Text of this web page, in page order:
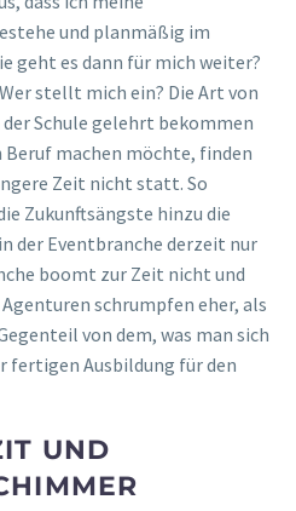
und planmäßig im
geht es dann für mich weiter?
stellt mich ein? Die Art von
Schule gelehrt bekommen
Beruf machen möchte, finden
Zeit nicht statt. So
Zukunftsängste hinzu die
der Eventbranche derzeit nur
boomt zur Zeit nicht und
schrumpfen eher, als
von dem, was man sich
fertigen Ausbildung für den
UND